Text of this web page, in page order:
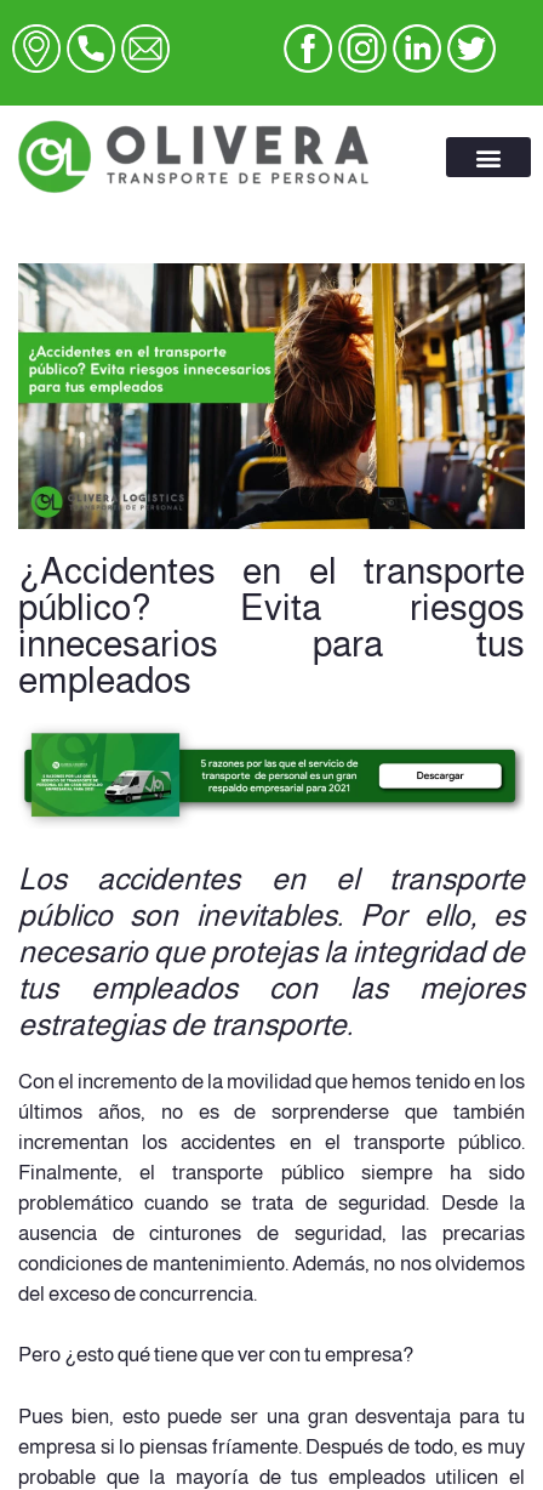
¿Accidentes en el transporte
público? Evita riesgos
innecesarios para tus
empleados
Los accidentes en el transporte
público son inevitables. Por ello, es
necesario que protejas la integridad de
tus empleados con las mejores
estrategias de transporte.
Con el incremento de la movilidad que hemos tenido en los
últimos años, no es de sorprenderse que también
incrementan los accidentes en el transporte público.
Finalmente, el transporte público siempre ha sido
problemático cuando se trata de seguridad. Desde la
ausencia de cinturones de seguridad, las precarias
condiciones de mantenimiento. Además, no nos olvidemos
del exceso de concurrencia.
Pero ¿esto qué tiene que ver con tu empresa?
Pues bien, esto puede ser una gran desventaja para tu
empresa si lo piensas fríamente. Después de todo, es muy
probable que la mayoría de tus empleados utilicen el